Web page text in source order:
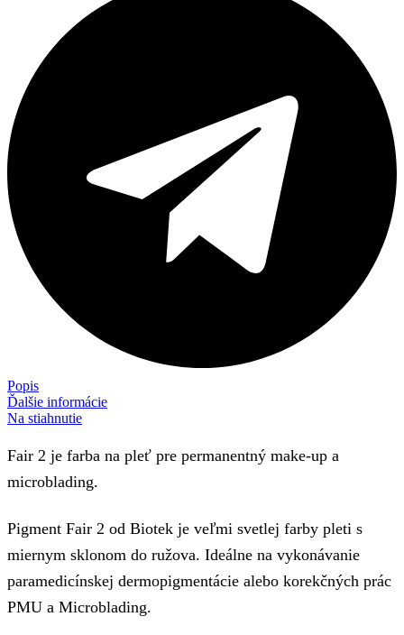
Popis
Ďalšie informácie
Na stiahnutie
Fair 2 je farba na pleť pre permanentný make-up a
microblading.
Pigment Fair 2 od Biotek je veľmi svetlej farby pleti s
miernym sklonom do ružova. Ideálne na vykonávanie
paramedicínskej dermopigmentácie alebo korekčných prác
PMU a Microblading.